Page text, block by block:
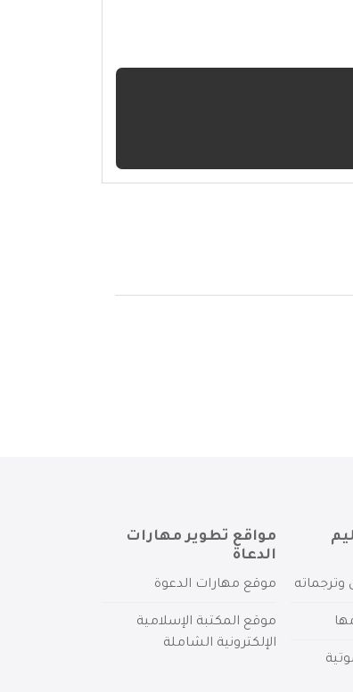
وترجماته
مواقع تطوير مهارات
الدعاة
موقع مهارات الدعوة
موقع المكتبة الإسلامية
الإلكترونية الشاملة